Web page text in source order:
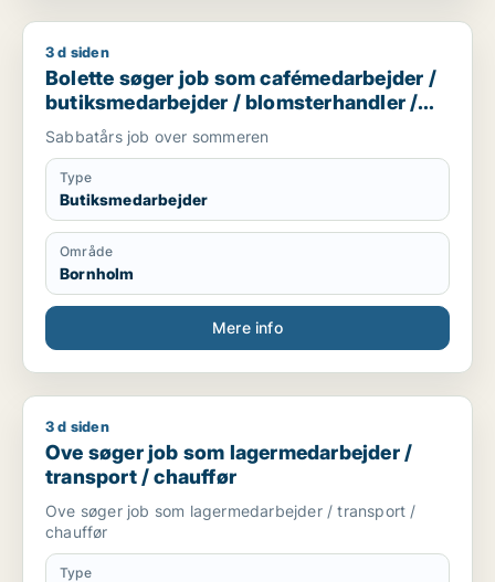
Bolette søger job som cafémedarbejder /
3 d siden
Bolette søger job som cafémedarbejder /
butiksmedarbejder / blomsterhandler /
hotelmedarbejder
Sabbatårs job over sommeren
Type
Butiksmedarbejder
Område
Bornholm
Mere info
Ove søger job som lagermedarbejder / transport / chauffør
3 d siden
Ove søger job som lagermedarbejder /
transport / chauffør
Ove søger job som lagermedarbejder / transport /
chauffør
Type